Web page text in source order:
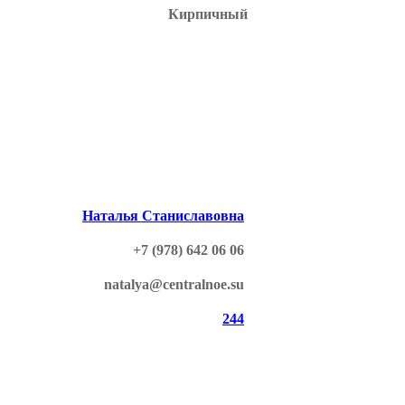
Кирпичный
Наталья Станиславовна
+7 (978) 642 06 06
natalya@centralnoe.su
244